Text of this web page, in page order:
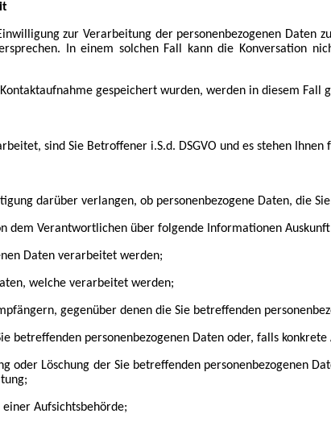
zur Verarbeitung der personenbezogenen
In einem solchen Fall kann die
gespeichert wurden, werden in diesem Fall
sind Sie Betroffener i.S.d. DSGVO und es stehen
darüber verlangen, ob personenbezogene Daten, die
dem Verantwortlichen über folgende Informationen
Daten verarbeitet werden;
welche verarbeitet werden;
gegenüber denen die Sie betreffenden
personenbezogenen Daten oder, falls
Löschung der Sie betreffenden personenbezogenen
Aufsichtsbehörde;